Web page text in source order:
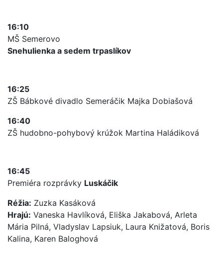
16:10
MŠ Semerovo
Snehulienka a sedem trpaslíkov
16:25
ZŠ Bábkové divadlo Semeráčik Majka Dobiašová
16:40
ZŠ hudobno-pohybový krúžok Martina Haládiková
16:45
Premiéra rozprávky Luskáčik
Réžia: Zuzka Kasáková
Hrajú: Vaneska Havlíková, Eliška Jakabová, Arleta
Mária Pilná, Vladyslav Lapsiuk, Laura Knižatová, Boris
Kalina, Karen Baloghová